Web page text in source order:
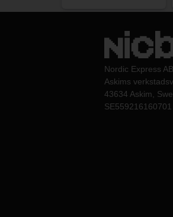
Nordic Express AB
Askims
43634 Askim,
SE559216160701